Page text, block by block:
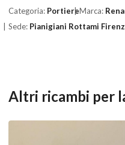
Categoria: PortiereMarca:
Sede: Pianigiani Rottami
Altri ricambi per